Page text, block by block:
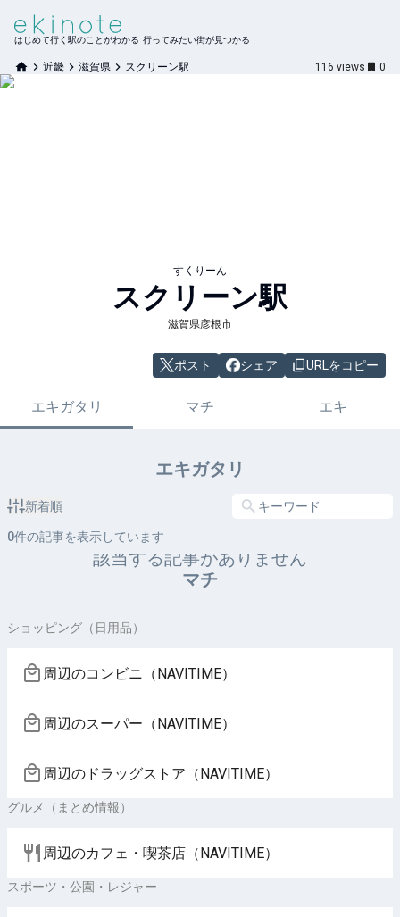
はじめて行く駅のことがわかる 行ってみたい街が見つかる
近畿 滋賀県 スクリーン駅 116 views 0
すくりーん
スクリーン駅
滋賀県彦根市
ポスト シェア URLをコピー
エキガタリ マチ エキ
エキガタリ
新着順
0件の記事を表示しています
該当する記事がありません
マチ
ショッピング（日用品）
周辺のコンビニ（NAVITIME）
周辺のスーパー（NAVITIME）
周辺のドラッグストア（NAVITIME）
グルメ（まとめ情報）
周辺のカフェ・喫茶店（NAVITIME）
スポーツ・公園・レジャー